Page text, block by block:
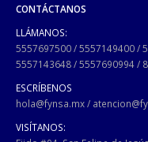
CONTÁCTANOS
LLÁMANOS:
5557697500/5557149400/
5557143648/5557690994/
ESCRÍBENOS
hola@fynsa.mx/
VISÍTANOS: